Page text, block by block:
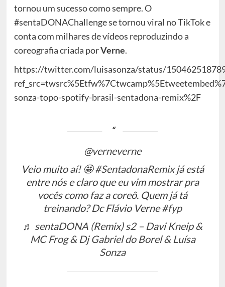
tornou um sucesso como sempre. O
#sentaDONAChallenge se tornou viral no TikTok e
conta com milhares de vídeos reproduzindo a
coreografia criada porVerne.
https://twitter.com/luisasonza/status/
sonza-topo-spotify-brasil-sentadona-remix%2F
@verneverne
Veio muito aí! 🤩#SentadonaRemixjá está
entre nós e claro que eu vim mostrar pra
vocês como faz a coreô. Quem já tá
treinando? Dc Flávio Verne#fyp
♬ sentaDONA (Remix) s2 – Davi Kneip &
MC Frog & Dj Gabriel do Borel & Luísa
Sonza